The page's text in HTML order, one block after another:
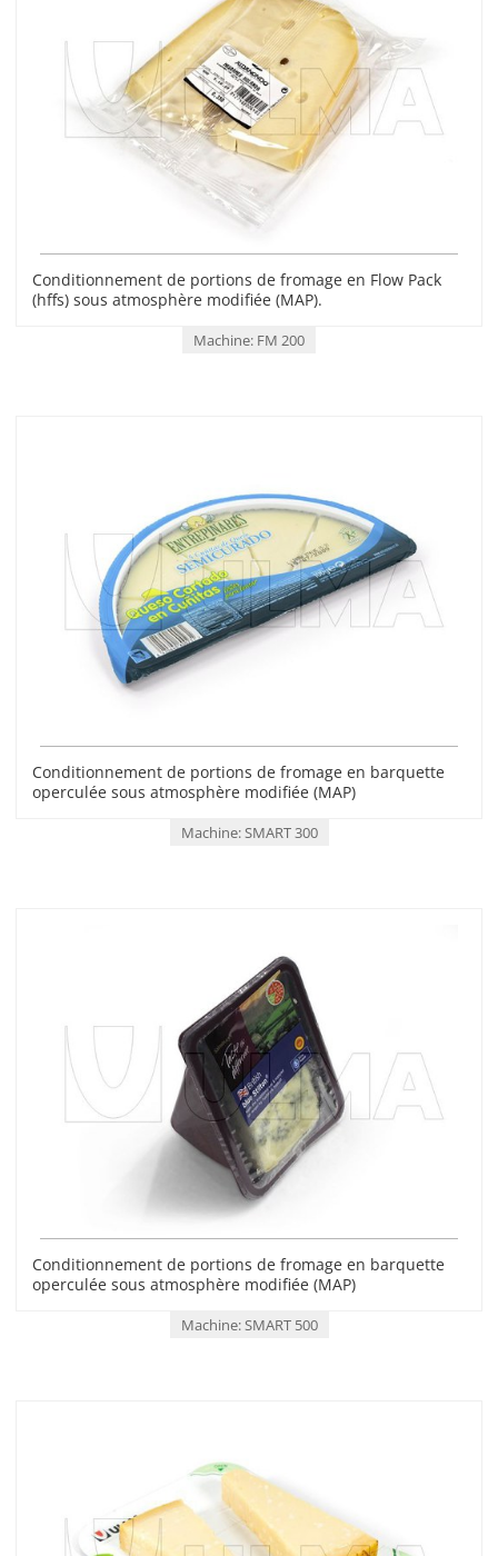
Conditionnement de portions de fromage en Flow Pack
(hffs) sous atmosphère modifiée (MAP).
Machine: FM 200
Conditionnement de portions de fromage en barquette
operculée sous atmosphère modifiée (MAP)
Machine: SMART 300
Conditionnement de portions de fromage en barquette
operculée sous atmosphère modifiée (MAP)
Machine: SMART 500